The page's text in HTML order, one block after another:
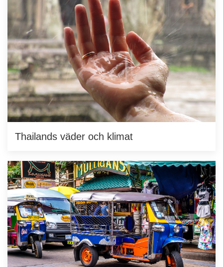
Thailands väder och klimat